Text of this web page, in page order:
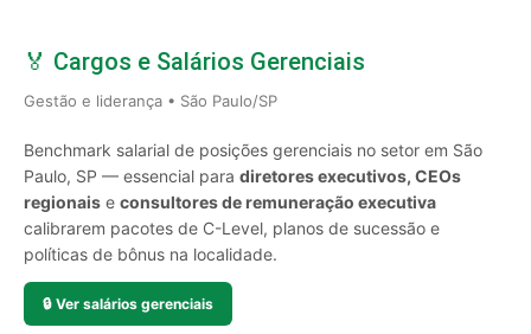
🏅 Cargos e Salários Gerenciais
Gestão e liderança • São Paulo/SP
Benchmark salarial de posições gerenciais no setor em São
Paulo, SP — essencial para diretores executivos, CEOs
regionais e consultores de remuneração executiva
calibrarem pacotes de C-Level, planos de sucessão e
políticas de bônus na localidade.
🔒 Ver salários gerenciais